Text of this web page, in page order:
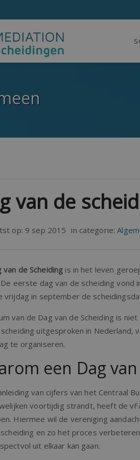
van de
op: 9 sep 2015 in categorie:
van de Scheiding is in het leven
De eerste dag van de scheiding
vrijdag in september de
van de Dag van de Scheiding is
uitgesproken in Nederland,
te organiseren.
een Dag
van cijfers van het Centraal
voortijdig strandt, heeft de
Hiermee wil de vereniging
en zo het proces
uit elkaar kan gaan.